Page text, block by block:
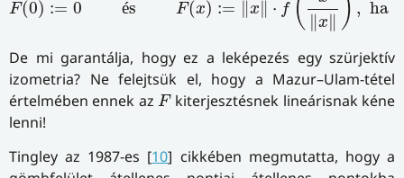
F(0) := 0 és F(x) := x ⋅ f ( x ) ,  ha
De mi garantálja, hogy ez a leképezés egy szürjektív
izometria? Ne felejtsük el, hogy a Mazur–Ulam-tétel
értelmében ennek azF
Fkiterjesztésnek lineárisnak kéne
lenni!
Tingley az 1987-es [10] cikkében megmutatta, hogy a